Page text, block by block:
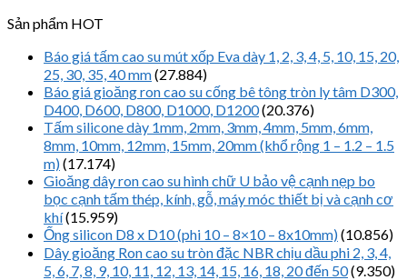
Sản phẩm HOT
Báo giá tấm cao su mút xốp Eva dày 1, 2, 3, 4, 5, 10, 15, 20,
25, 30, 35, 40 mm(27.884)
Báo giá gioăng ron cao su cống bê tông tròn ly tâm D300,
D400, D600, D800, D1000, D1200(20.376)
Tấm silicone dày 1mm, 2mm, 3mm, 4mm, 5mm, 6mm,
8mm, 10mm, 12mm, 15mm, 20mm (khổ rộng 1 – 1.2 – 1.5
m)(17.174)
Gioăng dây ron cao su hình chữ U bảo vệ cạnh nẹp bo
bọc cạnh tấm thép, kính, gỗ, máy móc thiết bị và cạnh cơ
khí(15.959)
Ống silicon D8 x D10 (phi 10 – 8×10 – 8x10mm)(10.856)
Dây gioăng Ron cao su tròn đặc NBR chịu dầu phi 2, 3, 4,
5, 6, 7, 8, 9, 10, 11, 12, 13, 14, 15, 16, 18, 20 đến 50(9.350)